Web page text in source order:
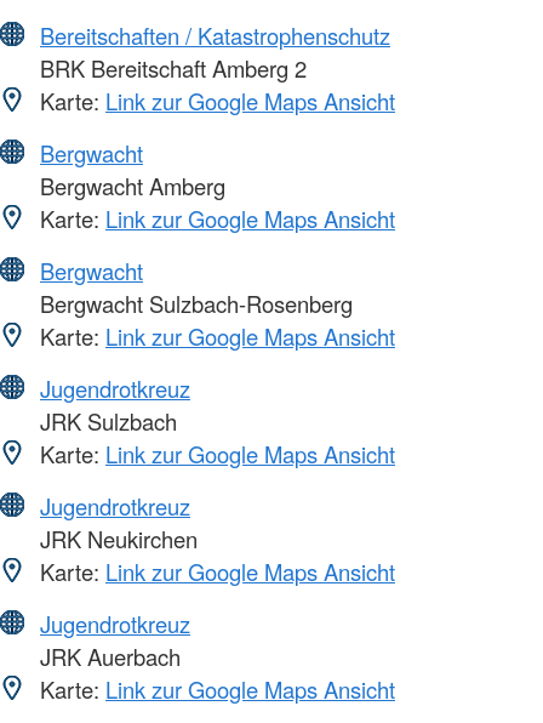
Bereitschaften / Katastrophenschutz
BRK Bereitschaft Amberg 2
Karte: Link zur Google Maps Ansicht
Bergwacht
Bergwacht Amberg
Karte: Link zur Google Maps Ansicht
Bergwacht
Bergwacht Sulzbach-Rosenberg
Karte: Link zur Google Maps Ansicht
Jugendrotkreuz
JRK Sulzbach
Karte: Link zur Google Maps Ansicht
Jugendrotkreuz
JRK Neukirchen
Karte: Link zur Google Maps Ansicht
Jugendrotkreuz
JRK Auerbach
Karte: Link zur Google Maps Ansicht